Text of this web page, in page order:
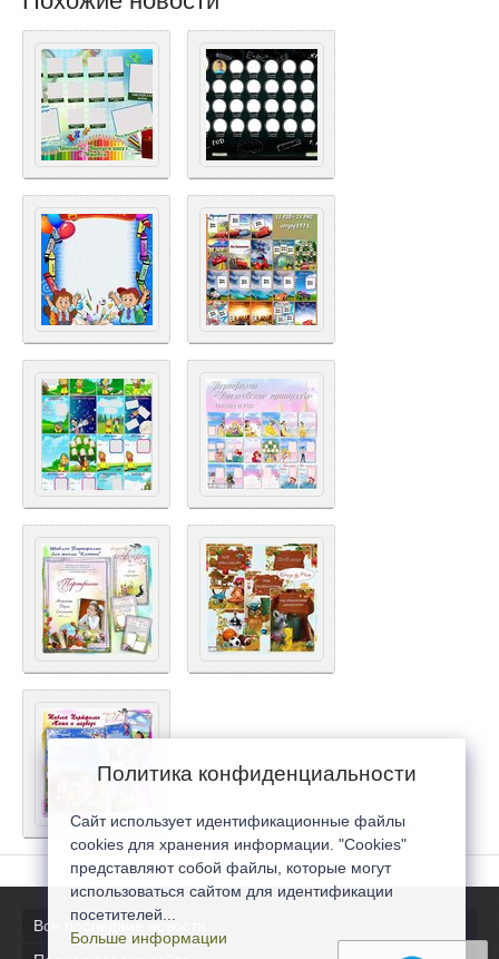
Все последние новости
Политика конфиденциальности
Сайт использует идентификационные файлы
cookies для хранения информации. "Cookies"
представляют собой файлы, которые могут
использоваться сайтом для идентификации
посетителей...
Больше информации